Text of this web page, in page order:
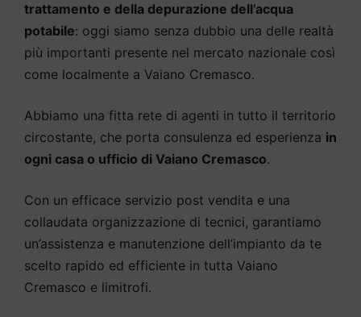
trattamento e della depurazione dell’acqua
potabile: oggi siamo senza dubbio una delle realtà
più importanti presente nel mercato nazionale così
come localmente a Vaiano Cremasco.
Abbiamo una fitta rete di agenti in tutto il territorio
circostante, che porta consulenza ed esperienza in
ogni casa o ufficio di Vaiano Cremasco.
Con un efficace servizio post vendita e una
collaudata organizzazione di tecnici, garantiamo
un’assistenza e manutenzione dell’impianto da te
scelto rapido ed efficiente in tutta Vaiano
Cremasco e limitrofi.